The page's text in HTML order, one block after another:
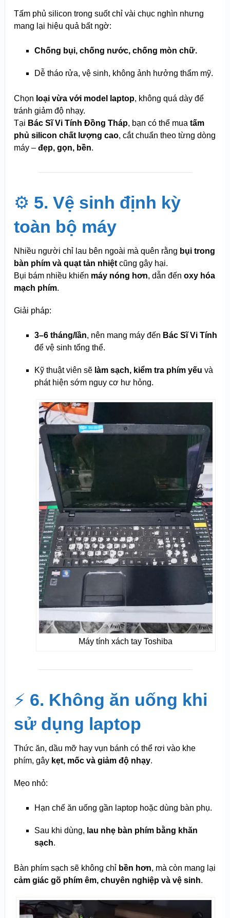
Tấm phủ silicon trong suốt chỉ vài chục nghìn nhưng
mang lại hiệu quả bất ngờ:
Chống bụi, chống nước, chống mòn chữ.
Dễ tháo rửa, vệ sinh, không ảnh hưởng thẩm mỹ.
Chọn loại vừa với model laptop, không quá dày để
tránh giảm độ nhạy.
Tại Bác Sĩ Vi Tính Đồng Tháp, bạn có thể mua tấm
phủ silicon chất lượng cao, cắt chuẩn theo từng dòng
máy – đẹp, gọn, bền.
⚙️ 5. Vệ sinh định kỳ
toàn bộ máy
Nhiều người chỉ lau bên ngoài mà quên rằng bụi trong
bàn phím và quạt tản nhiệtcũng gây hại.
Bụi bám nhiều khiến máy nóng hơn, dẫn đến oxy hóa
mạch phím.
Giải pháp:
3–6 tháng/lần, nên mang máy đến Bác Sĩ Vi Tính
để vệ sinh tổng thể.
Kỹ thuật viên sẽ làm sạch, kiểm tra phím yếu và
phát hiện sớm nguy cơ hư hỏng.
Máy tính xách tay Toshiba
⚡ 6. Không ăn uống khi
sử dụng laptop
Thức ăn, dầu mỡ hay vụn bánh có thể rơi vào khe
phím, gây kẹt, mốc và giảm độ nhạy.
Mẹo nhỏ:
Hạn chế ăn uống gần laptop hoặc dùng bàn phụ.
Sau khi dùng, lau nhẹ bàn phím bằng khăn
sạch.
Bàn phím sạch sẽ không chỉ bền hơn, mà còn mang lại
cảm giác gõ phím êm, chuyên nghiệp và vệ sinh.